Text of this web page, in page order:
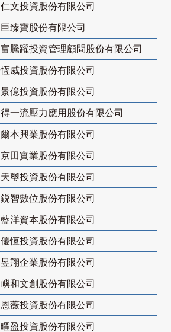
仁文投資股份有限公司
巨臻寶股份有限公司
富騰躍投資管理顧問股份有限公司
恆威投資股份有限公司
景億投資股份有限公司
得一流壓力應用股份有限公司
爾本興業股份有限公司
京田實業股份有限公司
天璽投資股份有限公司
鋭智數位股份有限公司
藍洋資本股份有限公司
優恆投資股份有限公司
昱翔企業股份有限公司
嶼和文創股份有限公司
恩薇投資股份有限公司
曜盈投資股份有限公司